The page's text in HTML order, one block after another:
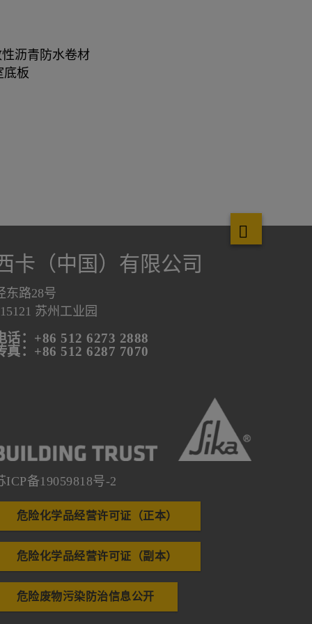
沥⻘防⽔卷材
底板
卡（中国）有限公司
东路28号
苏州工业园
话：+86 512 6273 2888
真：+86 512 6287 7070
ICP备19059818号-2
危险化学品经营许可证（正本）
危险化学品经营许可证（副本）
危险废物污染防治信息公开